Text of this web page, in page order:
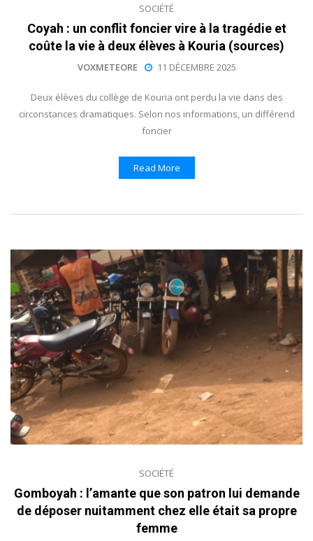
SOCIÉTÉ
Coyah : un conflit foncier vire à la tragédie et
coûte la vie à deux élèves à Kouria (sources)
VOXMETEORE 11 DÉCEMBRE 2025
Deux élèves du collège de Kouria ont perdu la vie dans des
circonstances dramatiques. Selon nos informations, un différend
foncier
Read More
SOCIÉTÉ
Gomboyah : l’amante que son patron lui demande
de déposer nuitamment chez elle était sa propre
femme